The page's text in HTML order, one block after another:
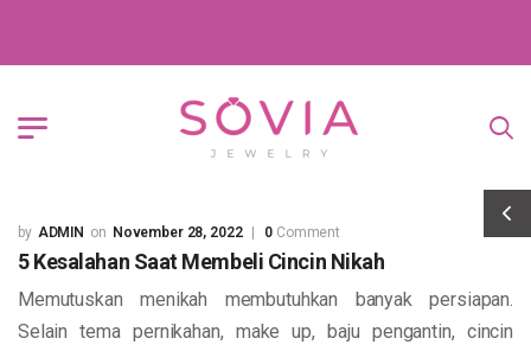
ADMIN November 28, 2022 0 Comment
5 Kesalahan Saat Membeli Cincin Nikah
Memutuskan menikah membutuhkan banyak persiapan.
Selain tema pernikahan, make up, baju pengantin, cincin